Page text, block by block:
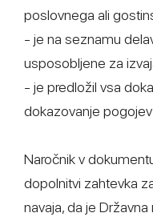
poslovnega ali
- je na seznamu
usposobljene za
- je predložil vsa
dokazovanje pogojev
Naročnik v
dopolnitvi zahtevka
navaja, da je